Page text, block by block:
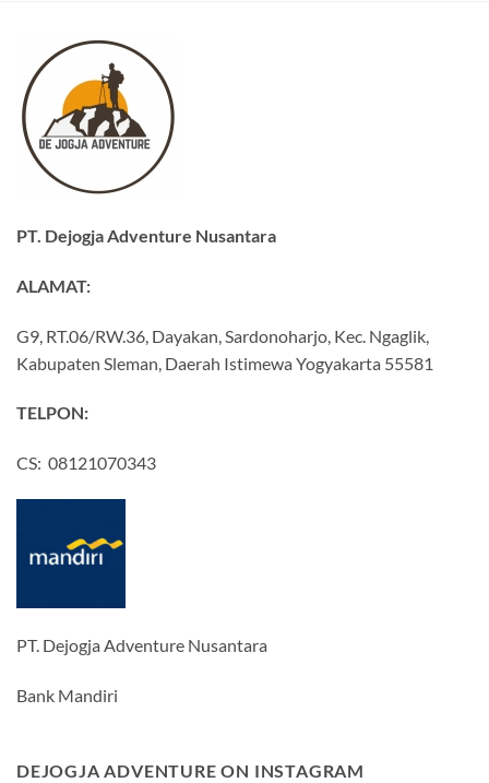
PT. Dejogja Adventure Nusantara
ALAMAT:
G9, RT.06/RW.36, Dayakan, Sardonoharjo, Kec. Ngaglik,
Kabupaten Sleman, Daerah Istimewa Yogyakarta 55581
TELPON:
CS: 08121070343
PT. Dejogja Adventure Nusantara
Bank Mandiri
DEJOGJA ADVENTURE ON INSTAGRAM